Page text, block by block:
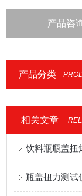
产品咨
产品分类
相关文章
饮料瓶瓶盖扭
瓶盖扭力测试